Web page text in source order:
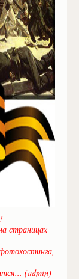
страницах
(admin)